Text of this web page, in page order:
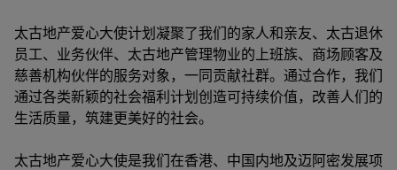
太古地产爱心大使计划凝聚了我们的家人和亲友、太古退休
员工、业务伙伴、太古地产管理物业的上班族、商场顾客及
慈善机构伙伴的服务对象，一同贡献社群。通过合作，我们
通过各类新颖的社会福利计划创造可持续价值，改善人们的
生活质量，筑建更美好的社会。
太古地产爱心大使是我们在香港、中国内地及迈阿密发展项